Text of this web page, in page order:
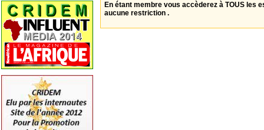
En étant membre vous accèderez à TOUS les
aucune restriction .